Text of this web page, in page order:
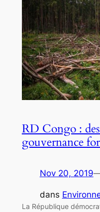
RD Congo :
gouvernance
Nov 20, 2019
dans
La République